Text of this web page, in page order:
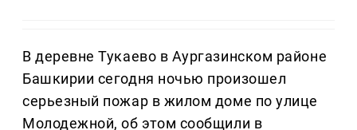
В деревне Тукаево в Аургазинском районе
Башкирии сегодня ночью произошел
серьезный пожар в жилом доме по улице
Молодежной, об этом сообщили в